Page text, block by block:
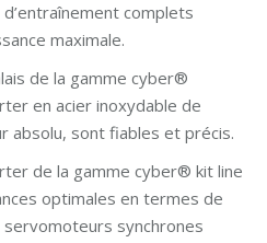
complets
maximale.
de la gamme cyber®
en acier inoxydable de
absolu, sont fiables et précis.
de la gamme cyber® kit line
optimales en termes de
synchrones